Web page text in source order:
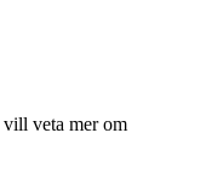
veta mer om